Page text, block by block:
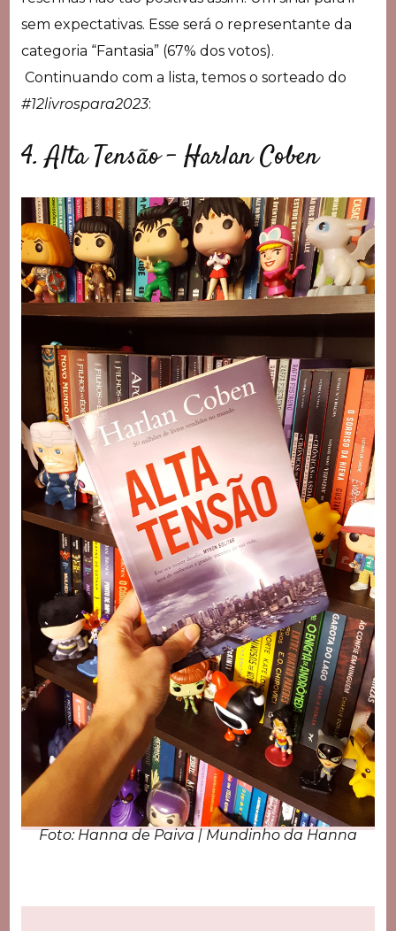
sem expectativas. Esse será o representante da
categoria “Fantasia” (67% dos votos).
Continuando com a lista, temos o sorteado do
#12livrospara2023:
4. Alta Tensão – Harlan Coben
Foto: Hanna de Paiva | Mundinho da Hanna